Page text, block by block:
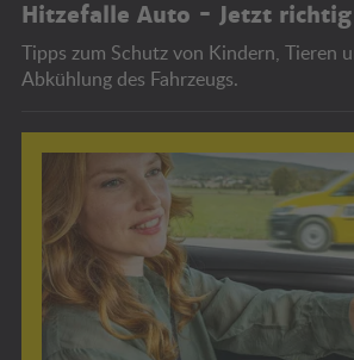
Hitzefalle Auto - Jetzt
Tipps zum Schutz von Kindern, Tieren
Abkühlung des Fahrzeugs.